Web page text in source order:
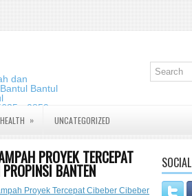
dan
Bantul
- 0859
HEALTH » UNCATEGORIZED
PROYEK TERCEPAT
BANTEN
Proyek Tercepat Cibeber Cibeber